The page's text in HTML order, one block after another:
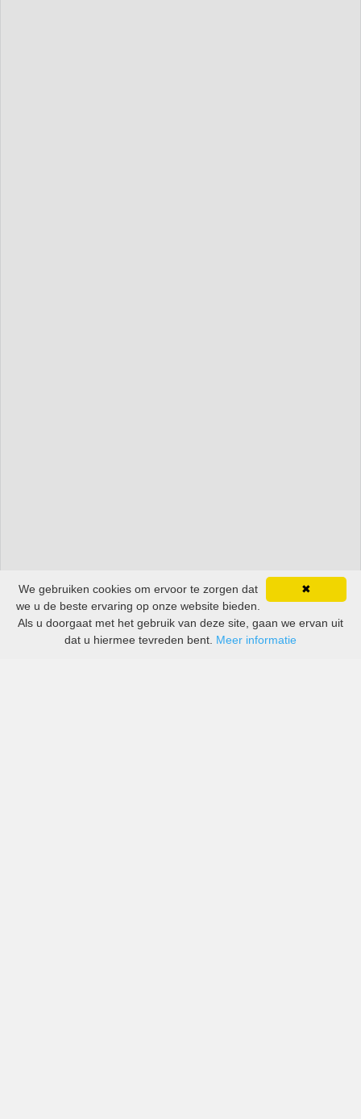
✖
We gebruiken cookies om ervoor te zorgen dat
we u de beste ervaring op onze website bieden.
Als u doorgaat met het gebruik van deze site, gaan we ervan uit
dat u hiermee tevreden bent. Meer informatie